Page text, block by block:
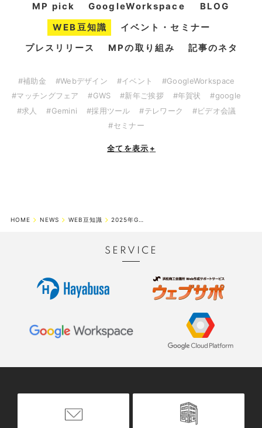
MP pick
GoogleWorkspace
BLOG
WEB豆知識
イベント・セミナー
プレスリリース
MPの取り組み 記事のネタ
#補助金 #Webデザイン #イベント
#GoogleWorkspace
#マッチングフェア
#GWS #新年ご挨拶 #年賀状
#google
#求人
#Gemini #採用ツール #テレワーク
#ビデオ会議
#セミナー
全てを表示 +
HOME NEWS WEB豆知識 2025年GW直近！営業案内の掲載はお済みですか？
SERVICE